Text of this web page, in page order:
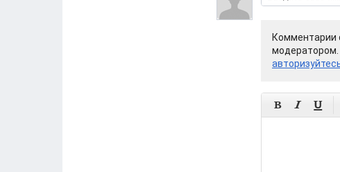
Комментарии
модератором.
  